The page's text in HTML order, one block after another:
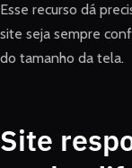
Esse recurso dá
site seja sempre
do tamanho da tela.
Site